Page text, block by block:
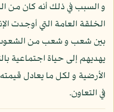
و السبب في ذلك أنه كان من
الخلقة العامة التي أوجدت
بين شعب و شعب من الشعوب
يهديهم إلى حياة اجتماعية
الأرضية و لكل ما يعادل
في التعاون.